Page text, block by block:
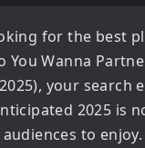
for the best
You Wanna
, your search
2025 is
to enjoy.